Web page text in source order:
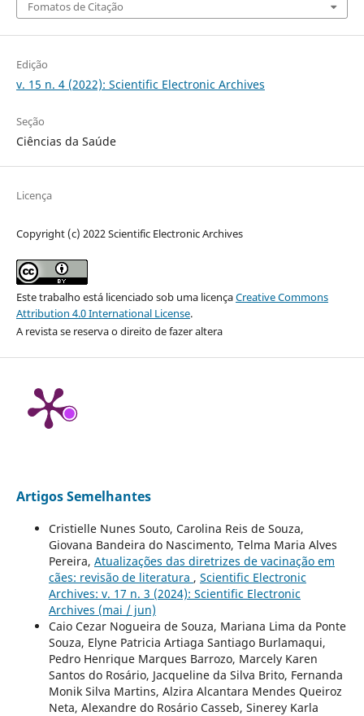
Fomatos de Citação
Edição
v. 15 n. 4 (2022): Scientific Electronic Archives
Seção
Ciências da Saúde
Licença
Copyright (c) 2022 Scientific Electronic Archives
Este trabalho está licenciado sob uma licençaCreative Commons
Attribution 4.0 International License.
A revista se reserva o direito de fazer altera
Artigos Semelhantes
Cristielle Nunes Souto, Carolina Reis de Souza,
Giovana Bandeira do Nascimento, Telma Maria Alves
Pereira, Atualizações das diretrizes de vacinação em
cães: revisão de literatura , Scientific Electronic
Archives: v. 17 n. 3 (2024): Scientific Electronic
Archives (mai / jun)
Caio Cezar Nogueira de Souza, Mariana Lima da Ponte
Souza, Elyne Patricia Artiaga Santiago Burlamaqui,
Pedro Henrique Marques Barrozo, Marcely Karen
Santos do Rosário, Jacqueline da Silva Brito, Fernanda
Monik Silva Martins, Alzira Alcantara Mendes Queiroz
Neta, Alexandre do Rosário Casseb, Sinerey Karla